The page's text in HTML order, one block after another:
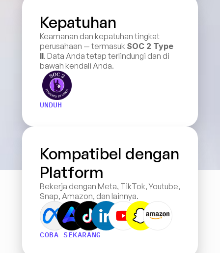
Kepatuhan
Keamanan dan kepatuhan tingkat
perusahaan — termasuk SOC 2 Type
II. Data Anda tetap terlindungi dan di
bawah kendali Anda.
UNDUH
Kompatibel dengan
Platform
Bekerja dengan Meta, TikTok, Youtube,
Snap, Amazon, dan lainnya.
COBA SEKARANG